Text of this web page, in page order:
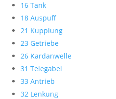
16 Tank
18 Auspuff
21 Kupplung
23 Getriebe
26 Kardanwelle
31 Telegabel
33 Antrieb
32 Lenkung